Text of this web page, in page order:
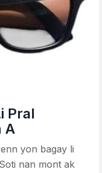
Pral
A
yon bagay li
nan mont ak